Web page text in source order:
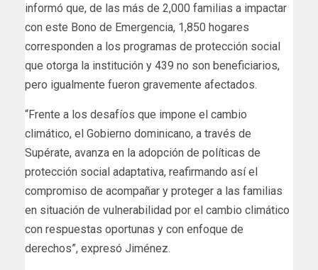
informó que, de las más de 2,000 familias a impactar
con este Bono de Emergencia, 1,850 hogares
corresponden a los programas de protección social
que otorga la institución y 439 no son beneficiarios,
pero igualmente fueron gravemente afectados.
“Frente a los desafíos que impone el cambio
climático, el Gobierno dominicano, a través de
Supérate, avanza en la adopción de políticas de
protección social adaptativa, reafirmando así el
compromiso de acompañar y proteger a las familias
en situación de vulnerabilidad por el cambio climático
con respuestas oportunas y con enfoque de
derechos”, expresó Jiménez.